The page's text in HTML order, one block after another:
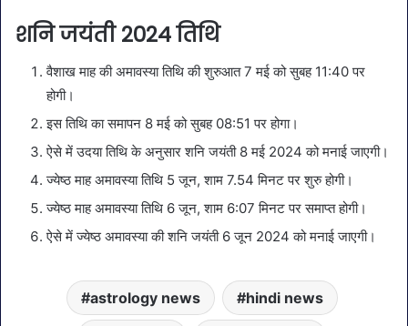
शनि जयंती 2024 तिथि
वैशाख माह की अमावस्या तिथि की शुरुआत 7 मई को सुबह 11:40 पर
होगी।
इस तिथि का समापन 8 मई को सुबह 08:51 पर होगा।
ऐसे में उदया तिथि के अनुसार शनि जयंती 8 मई 2024 को मनाई जाएगी।
ज्येष्ठ माह अमावस्या तिथि 5 जून, शाम 7.54 मिनट पर शुरु होगी।
ज्येष्ठ माह अमावस्या तिथि 6 जून, शाम 6:07 मिनट पर समाप्त होगी।
ऐसे में ज्येष्ठ अमावस्या की शनि जयंती 6 जून 2024 को मनाई जाएगी।
astrology news hindi news